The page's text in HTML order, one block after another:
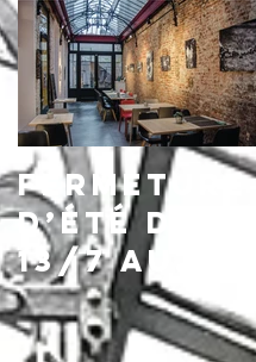
Fermeture
d’été du
13/7 au
16/8,
réouvertu